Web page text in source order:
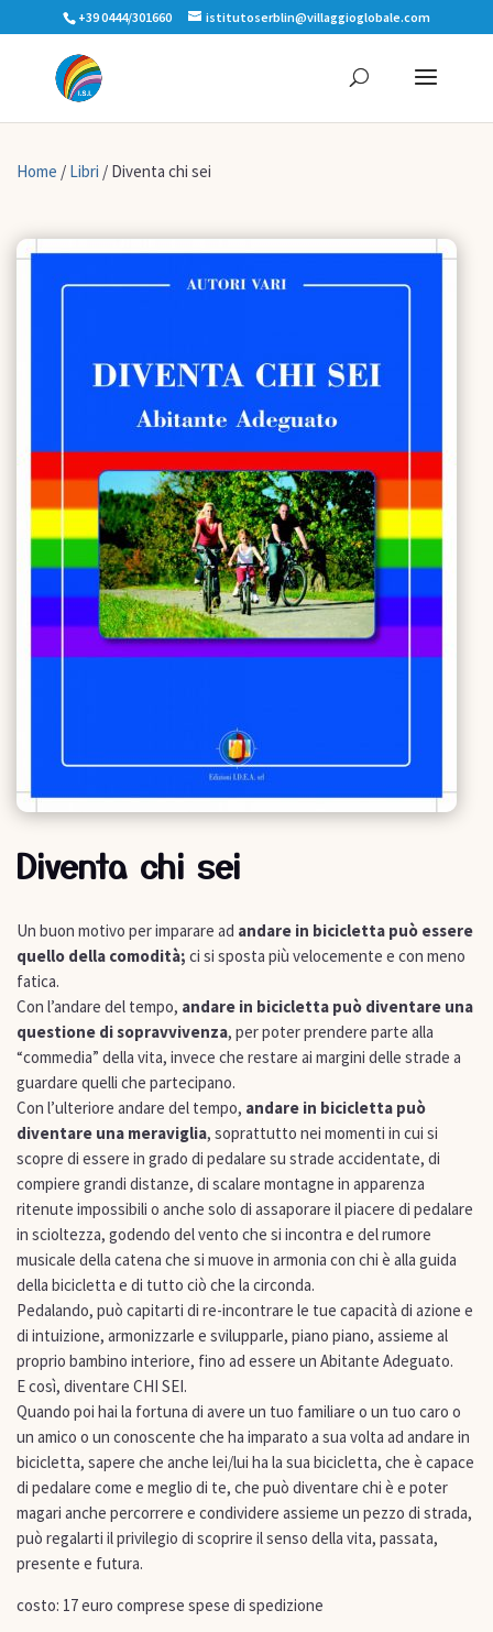
+39 0444/301660 istitutoserblin@villaggioglobale.com
Home / Libri / Diventa chi sei
Diventa chi sei
Un buon motivo per imparare ad andare in bicicletta può essere
quello della comodità; ci si sposta più velocemente e con meno
fatica.
Con l’andare del tempo, andare in bicicletta può diventare una
questione di sopravvivenza, per poter prendere parte alla
“commedia” della vita, invece che restare ai margini delle strade a
guardare quelli che partecipano.
Con l’ulteriore andare del tempo, andare in bicicletta può
diventare una meraviglia, soprattutto nei momenti in cui si
scopre di essere in grado di pedalare su strade accidentate, di
compiere grandi distanze, di scalare montagne in apparenza
ritenute impossibili o anche solo di assaporare il piacere di pedalare
in scioltezza, godendo del vento che si incontra e del rumore
musicale della catena che si muove in armonia con chi è alla guida
della bicicletta e di tutto ciò che la circonda.
Pedalando, può capitarti di re-incontrare le tue capacità di azione e
di intuizione, armonizzarle e svilupparle, piano piano, assieme al
proprio bambino interiore, fino ad essere un Abitante Adeguato.
E così, diventare CHI SEI.
Quando poi hai la fortuna di avere un tuo familiare o un tuo caro o
un amico o un conoscente che ha imparato a sua volta ad andare in
bicicletta, sapere che anche lei/lui ha la sua bicicletta, che è capace
di pedalare come e meglio di te, che può diventare chi è e poter
magari anche percorrere e condividere assieme un pezzo di strada,
può regalarti il privilegio di scoprire il senso della vita, passata,
presente e futura.
costo: 17 euro comprese spese di spedizione